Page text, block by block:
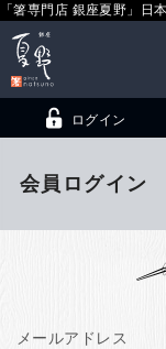
「箸専門店 銀座夏野」日
（贈答用
銀座夏野・箸長
ログイン
会員ログイン
メールアドレス